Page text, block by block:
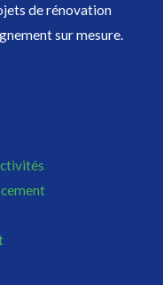
de rénovation
sur mesure.